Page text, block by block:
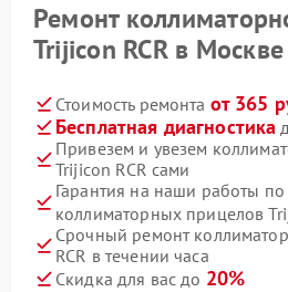
Ремонт
Trijicon RCR в Москве
Стоимость ремонта от 365
Бесплатная диагностика
Привезем и увезем
Trijicon RCR сами
Гарантия на наши работы по
коллиматорных прицелов
Срочный ремонт
RCR в течении часа
Скидка для вас до 20%